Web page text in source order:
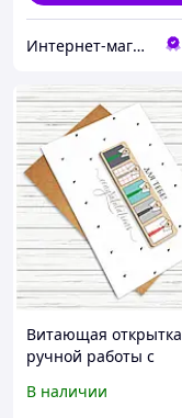
Интернет-магазин "LuckyCase"
Витающая открытка
ручной работы с
элементами No7 Для
В наличии